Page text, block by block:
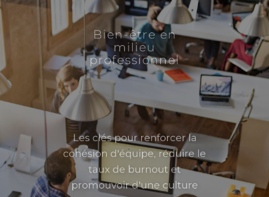
Bien-être en
milieu
professionnel
Les clés pour renforcer ​la
cohésion d'équipe, réduire le
taux de burnout et
promouvoir d'une culture